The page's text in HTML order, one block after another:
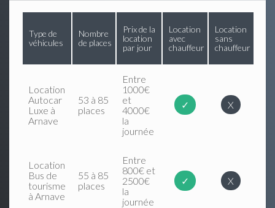
Type de
véhicules
Nombre
de places
Prix de la
location
par jour
Location
avec
chauffeur
Location
sans
chauffeur
Location
Autocar
Luxe à
Arnave
53 à 85
places
Entre
1000€
et
4000€
la
journée
✓ X
Location
Bus de
tourisme
à Arnave
55 à 85
places
Entre
800€ et
2500€
la
journée
✓ X